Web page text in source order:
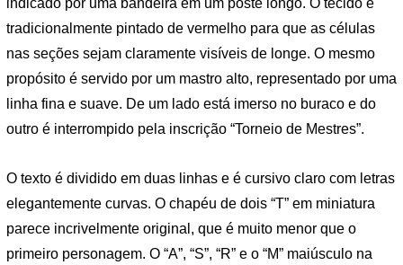
tradicionalmente pintado de vermelho para que as células
nas seções sejam claramente visíveis de longe. O mesmo
propósito é servido por um mastro alto, representado por uma
linha fina e suave. De um lado está imerso no buraco e do
outro é interrompido pela inscrição “Torneio de Mestres”.
O texto é dividido em duas linhas e é cursivo claro com letras
elegantemente curvas. O chapéu de dois “T” em miniatura
parece incrivelmente original, que é muito menor que o
primeiro personagem. O “A”, “S”, “R” e o “M” maiúsculo na